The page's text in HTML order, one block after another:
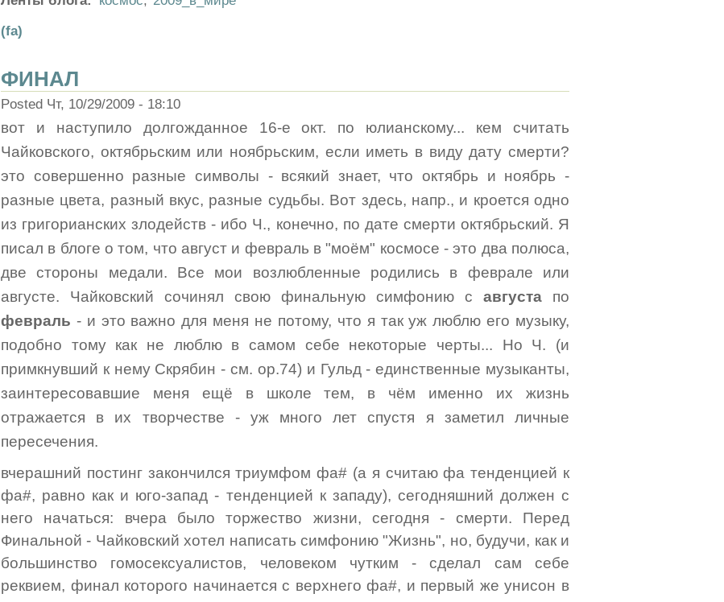
(fa)
ФИНАЛ
Posted Чт, 10/29/2009 - 18:10
вот и наступило долгожданное 16-е окт. по юлианскому... кем считать
Чайковского, октябрьским или ноябрьским, если иметь в виду дату смерти?
это совершенно разные символы - всякий знает, что октябрь и ноябрь -
разные цвета, разный вкус, разные судьбы. Вот здесь, напр., и кроется одно
из григорианских злодейств - ибо Ч., конечно, по дате смерти октябрьский. Я
писал в блоге о том, что август и февраль в "моём" космосе - это два полюса,
две стороны медали. Все мои возлюбленные родились в феврале или
августе. Чайковский сочинял свою финальную симфонию с августа по
февраль - и это важно для меня не потому, что я так уж люблю его музыку,
подобно тому как не люблю в самом себе некоторые черты... Но Ч. (и
примкнувший к нему Скрябин - см. op.74) и Гульд - единственные музыканты,
заинтересовавшие меня ещё в школе тем, в чём именно их жизнь
отражается в их творчестве - уж много лет спустя я заметил личные
пересечения.
вчерашний постинг закончился триумфом фа# (а я считаю фа тенденцией к
фа#, равно как и юго-запад - тенденцией к западу), сегодняшний должен с
него начаться: вчера было торжество жизни, сегодня - смерти. Перед
Финальной - Чайковский хотел написать симфонию "Жизнь", но, будучи, как и
большинство гомосексуалистов, человеком чутким - сделал сам себе
реквием, финал которого начинается с верхнего фа#, и первый же унисон в